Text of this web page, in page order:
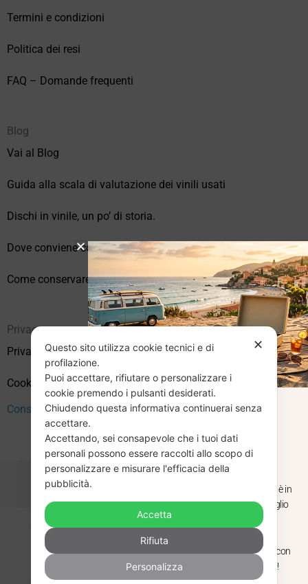
Termini e condizioni
Politica dei resi
FAQ – Domande frequenti
Blog
Vai al Blog
Guida alla scala di valutazione dei vinili usati
Dischi in vinile, un po’ di storia.
Dove conviene comprare vinili online?
Come conservare correttamente i vinili usati
Privacy
Privacy Policy
Cookie Policy (UE)
Consenso
Copyright © 2026 Vendita Vinili Usati | P.IVA 12240940960
NextWebStudio
✕
Questo sito utilizza cookie tecnici e di
profilazione.
Puoi accettare, rifiutare o personalizzare i
cookie premendo i pulsanti desiderati.
Chiudendo questa informativa continuerai senza
accettare.
Accettando, sei consapevole che i tuoi dati
personali possono essere raccolti allo scopo di
personalizzare e misurare l'efficacia della
pubblicità.
Accetta
Rifiuta
Personalizza
CHIUSURA
ESTIVA
Dal 29 luglio al 31 agosto venditaviniliusati.it è in
pausa estiva. Gli ordini ricevuti entro il 29 luglio
saranno spediti regolarmente.
Torniamo il 1 settembre, pronti a riprendere con
nuovi arrivi. Buona estate e buon ascolto!